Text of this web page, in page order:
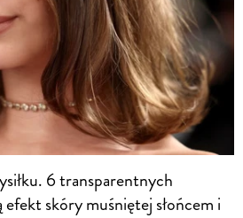
6 transparentnych
skóry muśniętej słońcem i